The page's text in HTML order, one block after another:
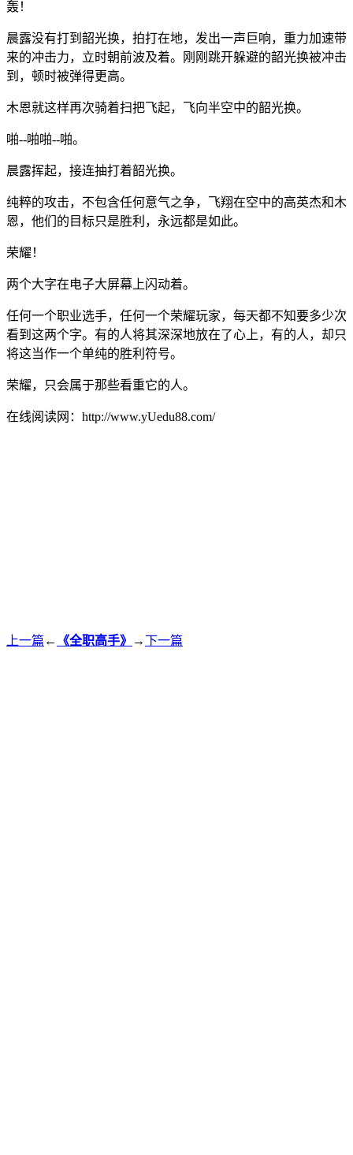
轰！
晨露没有打到韶光换，拍打在地，发出一声巨响，重力加速带
来的冲击力，立时朝前波及着。刚刚跳开躲避的韶光换被冲击
到，顿时被弹得更高。
木恩就这样再次骑着扫把飞起，飞向半空中的韶光换。
啪--啪啪--啪。
晨露挥起，接连抽打着韶光换。
纯粹的攻击，不包含任何意气之争，飞翔在空中的高英杰和木
恩，他们的目标只是胜利，永远都是如此。
荣耀！
两个大字在电子大屏幕上闪动着。
任何一个职业选手，任何一个荣耀玩家，每天都不知要多少次
看到这两个字。有的人将其深深地放在了心上，有的人，却只
将这当作一个单纯的胜利符号。
荣耀，只会属于那些看重它的人。
在线阅读网：http://www.yUedu88.com/
上一篇 ← 《全职高手》 →下一篇